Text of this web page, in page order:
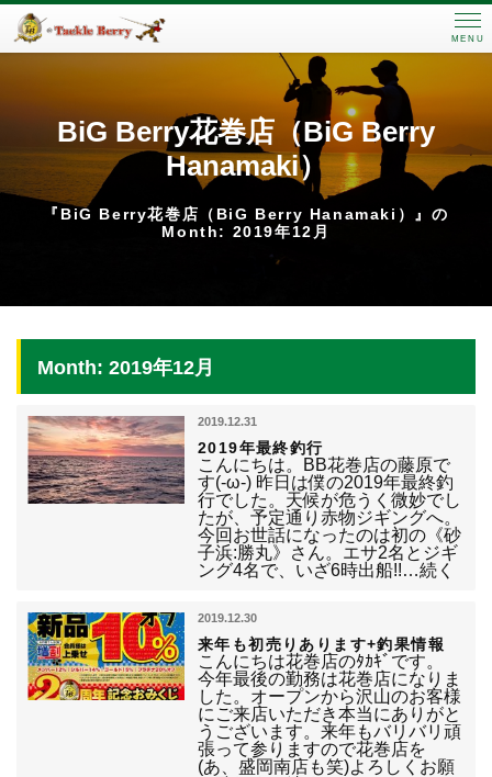
MENU
BiG Berry花巻店（BiG Berry
Hanamaki）
『BiG Berry花巻店（BiG Berry Hanamaki）』の
Month: 2019年12月
Month: 2019年12月
2019.12.31
2019年最終釣行
こんにちは。BB花巻店の藤原で
す(-ω-) 昨日は僕の2019年最終釣
行でした。天候が危うく微妙でし
たが、予定通り赤物ジギングへ。
今回お世話になったのは初の《砂
子浜:勝丸》さん。エサ2名とジギ
ング4名で、いざ6時出船!!…続く
2019.12.30
来年も初売りあります+釣果情報
こんにちは花巻店のﾀｶｷﾞです。
今年最後の勤務は花巻店になりま
した。オープンから沢山のお客様
にご来店いただき本当にありがと
うございます。来年もバリバリ頑
張って参りますので花巻店を
(あ、盛岡南店も笑)よろしくお願